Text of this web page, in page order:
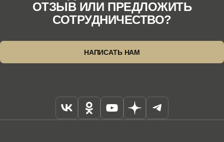
ОТЗЫВ ИЛИ ПРЕДЛОЖИТЬ
СОТРУДНИЧЕСТВО?
НАПИСАТЬ НАМ